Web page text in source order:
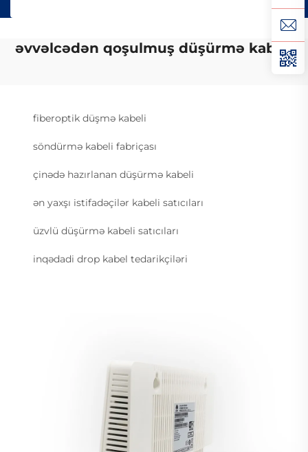
əvvəlcədən qoşulmuş düşürmə kabeli
fiberoptik düşmə kabeli
söndürmə kabeli fabriçası
çinədə hazırlanan düşürmə kabeli
ən yaxşı istifadəçilər kabeli satıcıları
üzvlü düşürmə kabeli satıcıları
inqədadi drop kabel tedarikçiləri